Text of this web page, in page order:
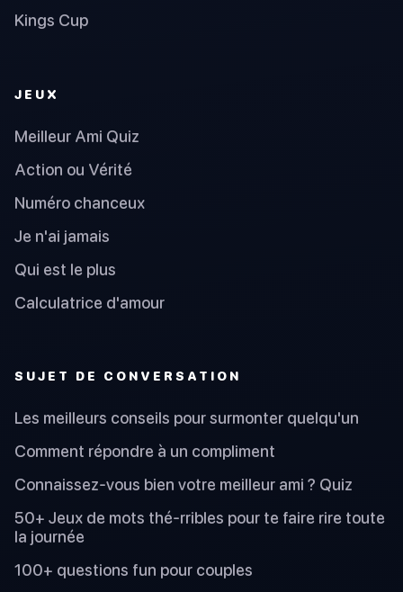
Kings Cup
JEUX
Meilleur Ami Quiz
Action ou Vérité
Numéro chanceux
Je n'ai jamais
Qui est le plus
Calculatrice d'amour
SUJET DE CONVERSATION
Les meilleurs conseils pour surmonter quelqu'un
Comment répondre à un compliment
Connaissez-vous bien votre meilleur ami ? Quiz
50+ Jeux de mots thé-rribles pour te faire rire toute
la journée
100+ questions fun pour couples